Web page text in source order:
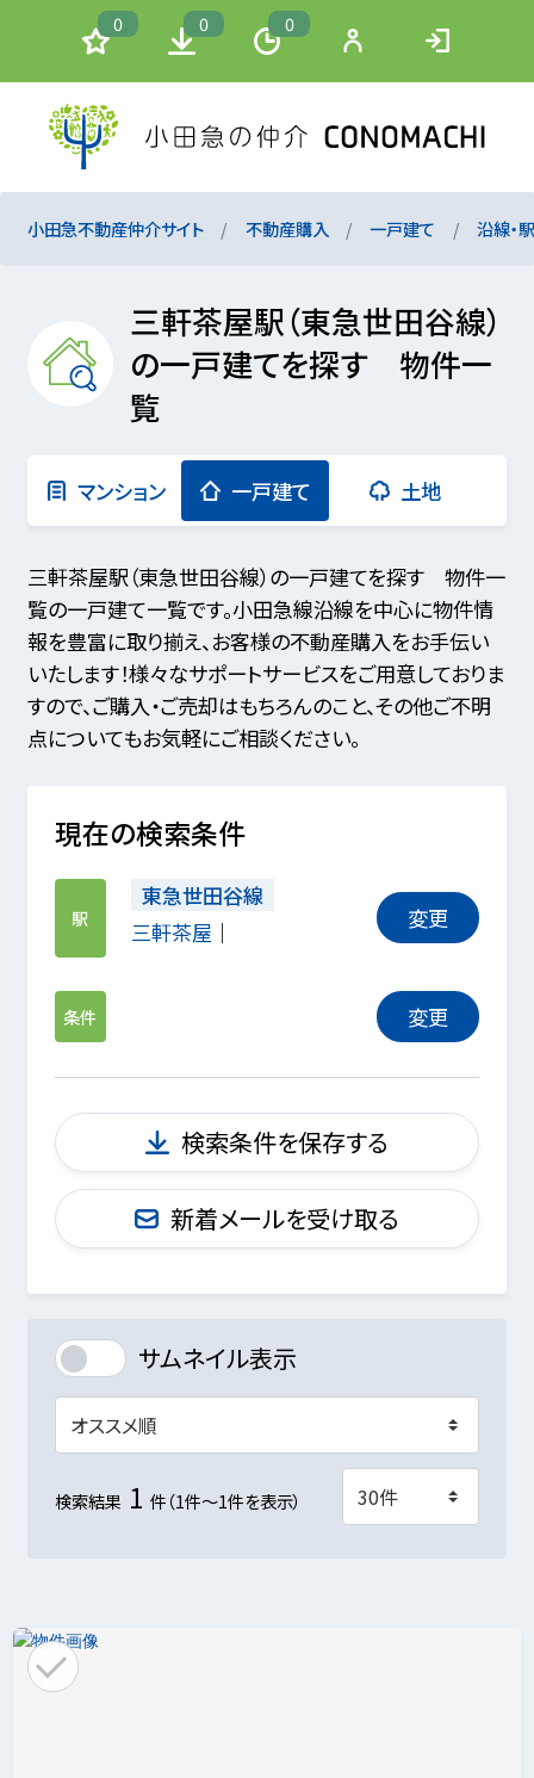
0 0 0
小田急不動産仲介サイト 不動産購入 一戸建て 沿線・
三軒茶屋駅（東急世田谷線）
の一戸建てを探す 物件一
覧
マンション 一戸建て 土地
三軒茶屋駅（東急世田谷線）の一戸建てを探す 物件一
覧の一戸建て一覧です。小田急線沿線を中心に物件情
報を豊富に取り揃え、お客様の不動産購入をお手伝い
いたします！様々なサポートサービスをご用意しておりま
すので、ご購入・ご売却はもちろんのこと、その他ご不明
点についてもお気軽にご相談ください。
現在の検索条件
駅
東急世田谷線
三軒茶屋
変更
条件 変更
検索条件を保存する
新着メールを受け取る
サムネイル表示
検索結果 1 件（1件～1件を表示）